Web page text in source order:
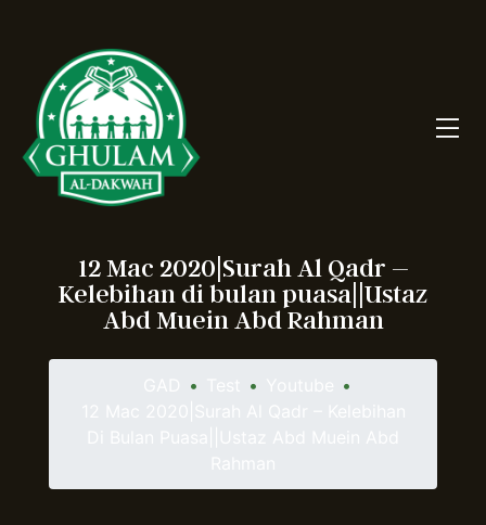
12 Mac 2020|Surah Al Qadr –
Kelebihan di bulan puasa||Ustaz
Abd Muein Abd Rahman
• •
•